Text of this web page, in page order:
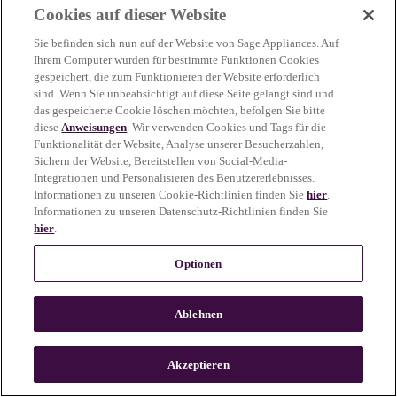
more information)
n
Cookies auf dieser Website
Sie befinden sich nun auf der Website von Sage Appliances. Auf
Ihrem Computer wurden für bestimmte Funktionen Cookies
gespeichert, die zum Funktionieren der Website erforderlich
sind. Wenn Sie unbeabsichtigt auf diese Seite gelangt sind und
das gespeicherte Cookie löschen möchten, befolgen Sie bitte
dieseAnweisungen. Wir verwenden Cookies und Tags für die
Funktionalität der Website, Analyse unserer Besucherzahlen,
Sichern der Website, Bereitstellen von Social-Media-
Integrationen und Personalisieren des Benutzererlebnisses.
Informationen zu unseren Cookie-Richtlinien finden Siehier.
Informationen zu unseren Datenschutz-Richtlinien finden Sie
hier.
Optionen
Ablehnen
Akzeptieren